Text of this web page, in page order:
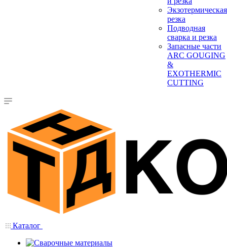
Экзотермическая
резка
Подводная
сварка и резка
Запасные части
ARC GOUGING
&
EXOTHERMIC
CUTTING
Каталог